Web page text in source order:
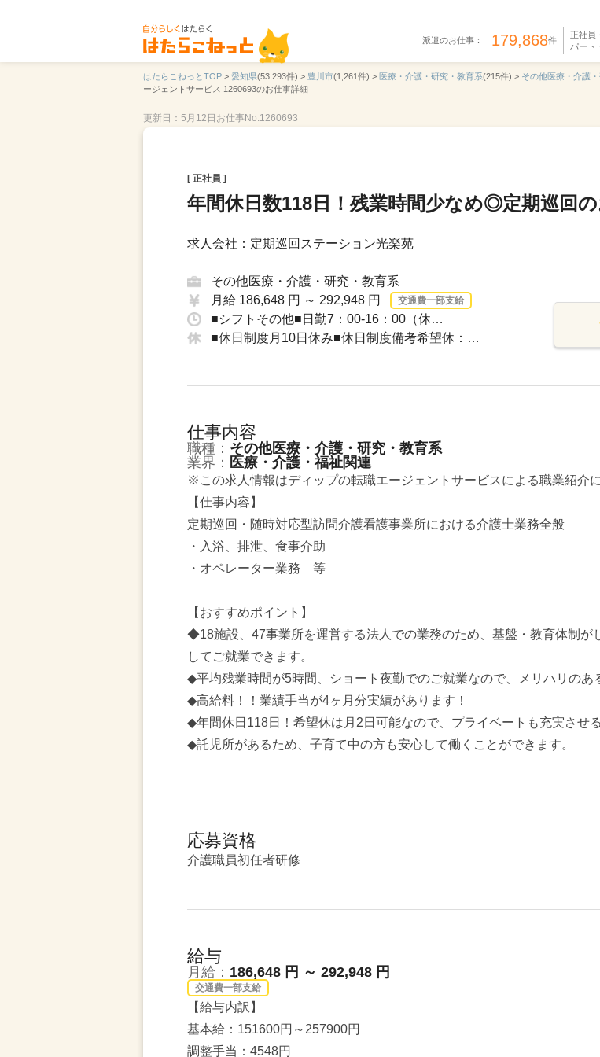
派遣のお仕事： 179,868件
正社員
パート
はたらこねっとTOP > 愛知県(53,293件) > 豊川市(1,261件) > 医療・介護・研究・教育系(215件) > その他医療・介護
ージェントサービス 1260693のお仕事詳細
更新日：5月12日 お仕事No.1260693
[ 正社員 ]
年間休日数118日！残業時間少なめ◎定期巡回の
求人会社：定期巡回ステーション光楽苑
その他医療・介護・研究・教育系
月給 186,648 円 ～ 292,948 円
交通費一部支給
■シフトその他■日勤7：00-16：00（休…
■休日制度月10日休み■休日制度備考希望休：…
仕事内容
職種： その他医療・介護・研究・教育系
業界： 医療・介護・福祉関連
※この求人情報はディップの転職エージェントサービスによる職業紹介に
【仕事内容】
定期巡回・随時対応型訪問介護看護事業所における介護士業務全般
・入浴、排泄、食事介助
・オペレーター業務 等
【おすすめポイント】
◆18施設、47事業所を運営する法人での業務のため、基盤・教育体制が
してご就業できます。
◆平均残業時間が5時間、ショート夜勤でのご就業なので、メリハリのあ
◆高給料！！業績手当が4ヶ月分実績があります！
◆年間休日118日！希望休は月2日可能なので、プライベートも充実させ
◆託児所があるため、子育て中の方も安心して働くことができます。
応募資格
介護職員初任者研修
給与
月給： 186,648 円 ～ 292,948 円
交通費一部支給
【給与内訳】
基本給：151600円～257900円
調整手当：4548円